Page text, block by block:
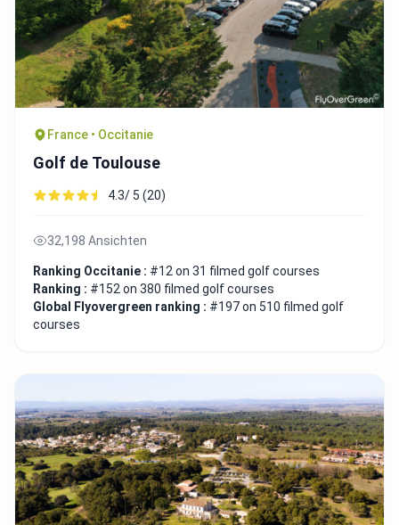
France • Occitanie
Golf de Toulouse
4.3/ 5 (20)
32,198 Ansichten
Ranking Occitanie : #12 on 31 filmed golf courses
Ranking : #152 on 380 filmed golf courses
Global Flyovergreen ranking : #197 on 510 filmed golf
courses